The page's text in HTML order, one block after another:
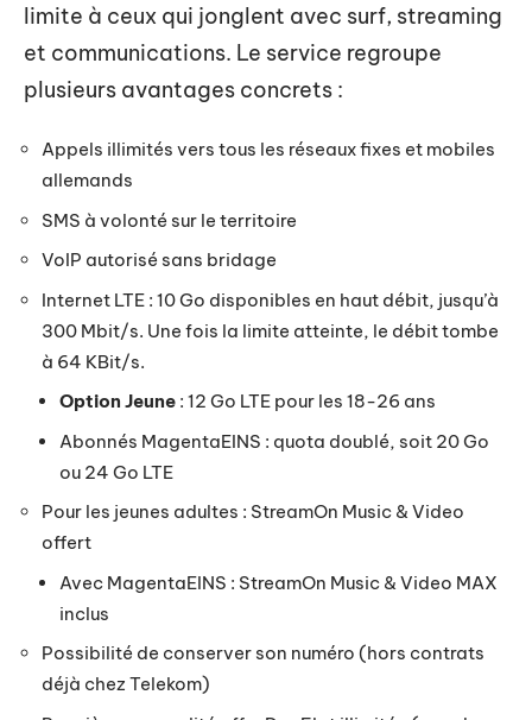
limite à ceux qui jonglent avec surf, streaming
et communications. Le service regroupe
plusieurs avantages concrets :
Appels illimités vers tous les réseaux fixes et mobiles
allemands
SMS à volonté sur le territoire
VoIP autorisé sans bridage
Internet LTE : 10 Go disponibles en haut débit, jusqu’à
300 Mbit/s. Une fois la limite atteinte, le débit tombe
à 64 KBit/s.
Option Jeune : 12 Go LTE pour les 18-26 ans
Abonnés MagentaEINS : quota doublé, soit 20 Go
ou 24 Go LTE
Pour les jeunes adultes : StreamOn Music & Video
offert
Avec MagentaEINS : StreamOn Music & Video MAX
inclus
Possibilité de conserver son numéro (hors contrats
déjà chez Telekom)